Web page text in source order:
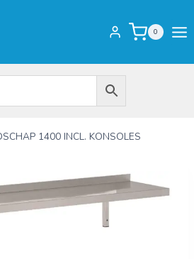
0
1400 INCL. KONSOLES